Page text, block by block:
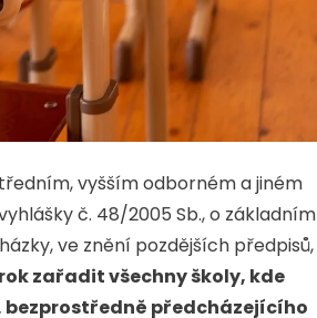
vyšším odborném a jiném
č. 48/2005 Sb., o základním
ve znění pozdějších předpisů,
zařadit všechny školy, kde
bezprostředně předcházejícího